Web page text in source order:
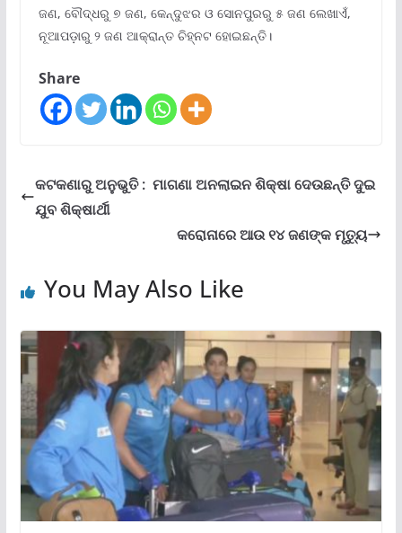
ଜଣ, ବୌଦ୍ଧରୁ ୭ ଜଣ, କେନ୍ଦୁଝର ଓ ସୋନପୁରରୁ ୫ ଜଣ ଲେଖାଏଁ,
ନୂଆପଡ଼ାରୁ ୨ ଜଣ ଆକ୍ରାନ୍ତ ଚିହ୍ନଟ ହୋଇଛନ୍ତି।
Share
କଟକଣାରୁ ଅନୁଭୁତି : ମାଗଣା ଅନଲାଇନ ଶିକ୍ଷା ଦେଉଛନ୍ତି ଦୁଇ
ଯୁବ ଶିକ୍ଷାର୍ଥୀ
କରୋନାରେ ଆଉ ୧୪ ଜଣଙ୍କ ମୃତ୍ୟୁ
You May Also Like